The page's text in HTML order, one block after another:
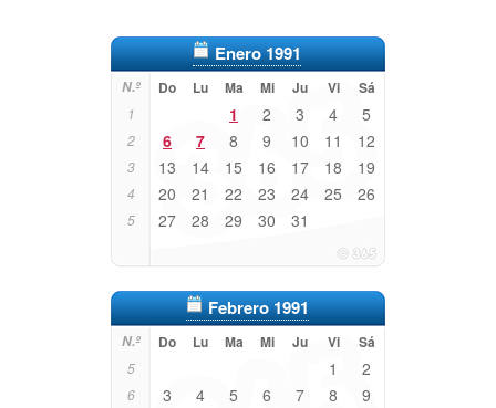
Enero 1991
N.º Do Lu Ma Mi Ju Vi Sá
1 1 2 3 4 5
2 6 7 8 9 10 11 12
3 13 14 15 16 17 18 19
4 20 21 22 23 24 25 26
5 27 28 29 30 31
Febrero 1991
N.º Do Lu Ma Mi Ju Vi Sá
5 1 2
6 3 4 5 6 7 8 9